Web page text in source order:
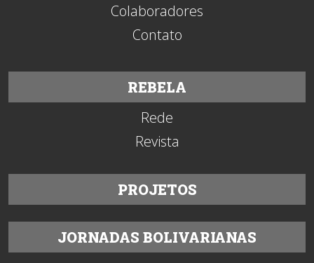
Colaboradores
Contato
REBELA
Rede
Revista
PROJETOS
JORNADAS BOLIVARIANAS